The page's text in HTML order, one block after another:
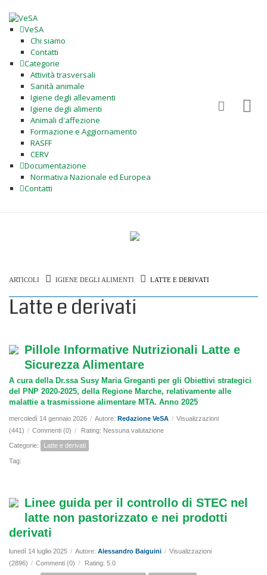
VeSA
Chi siamo
Contatti
Categorie
Attività trasversali
Sanità animale
Igiene degli allevamenti
Igiene degli alimenti
Animali d'affezione
Formazione e Aggiornamento
RASFF
CERV
Documentazione
Normativa Nazionale ed Europea
Contatti
ARTICOLI IGIENE DEGLI ALIMENTI LATTE E DERIVATI
Latte e derivati
Pillole Informative Nutrizionali Latte e
Sicurezza Alimentare
A cura della Dr.ssa Susy Maria Greganti per gli Obiettivi strategici
del PNP 2020-2025, della Regione Marche, relativamente alle
malattie a trasmissione alimentare MTA. Anno 2025
mercoledì 14 gennaio 2026 / Autore: Redazione VeSA / Visualizzazioni
(441) / Commenti (0) / Rating: Nessuna valutazione
Categorie: Latte e derivati
Tag:
Linee guida per il controllo di STEC nel
latte non pastorizzato e nei prodotti
derivati
lunedì 14 luglio 2025 / Autore: Alessandro Baiguini / Visualizzazioni
(2896) / Commenti (0) / Rating: 5.0